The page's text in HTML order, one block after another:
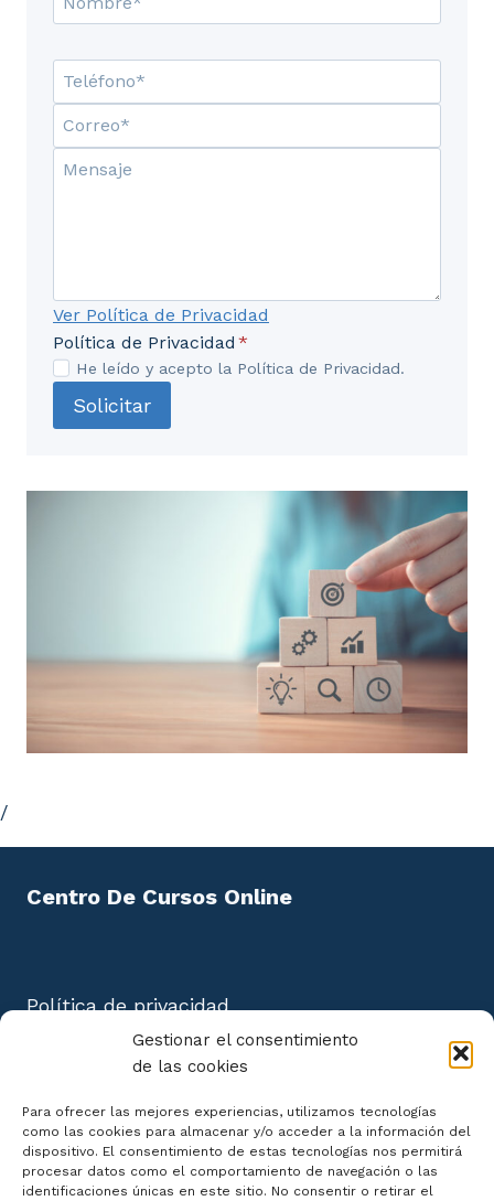
Gestionar el consentimiento
de las cookies
Para ofrecer las mejores experiencias, utilizamos tecnologías
como las cookies para almacenar y/o acceder a la información del
dispositivo. El consentimiento de estas tecnologías nos permitirá
procesar datos como el comportamiento de navegación o las
identificaciones únicas en este sitio. No consentir o retirar el
Ver Política de Privacidad
Política de Privacidad *
He leído y acepto la Política de Privacidad.
Solicitar
/
Centro De Cursos Online
Política de privacidad
Aviso Legal
Política de cookies